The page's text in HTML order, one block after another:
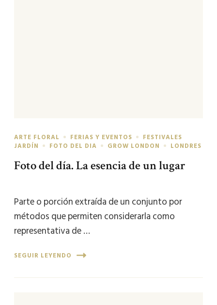
ARTE FLORAL FERIAS Y EVENTOS
FESTIVALES
JARDÍN
FOTO DEL DIA GROW LONDON LONDRES
Foto del día. La esencia de un lugar
Parte o porción extraída de un conjunto por
métodos que permiten considerarla como
representativa de …
SEGUIR LEYENDO